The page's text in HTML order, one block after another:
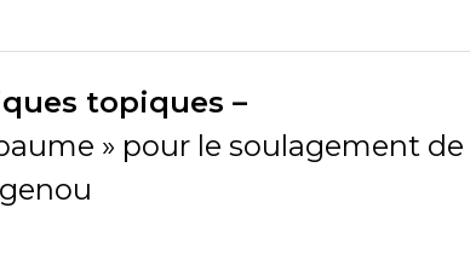
topiques –
» pour le soulagement de